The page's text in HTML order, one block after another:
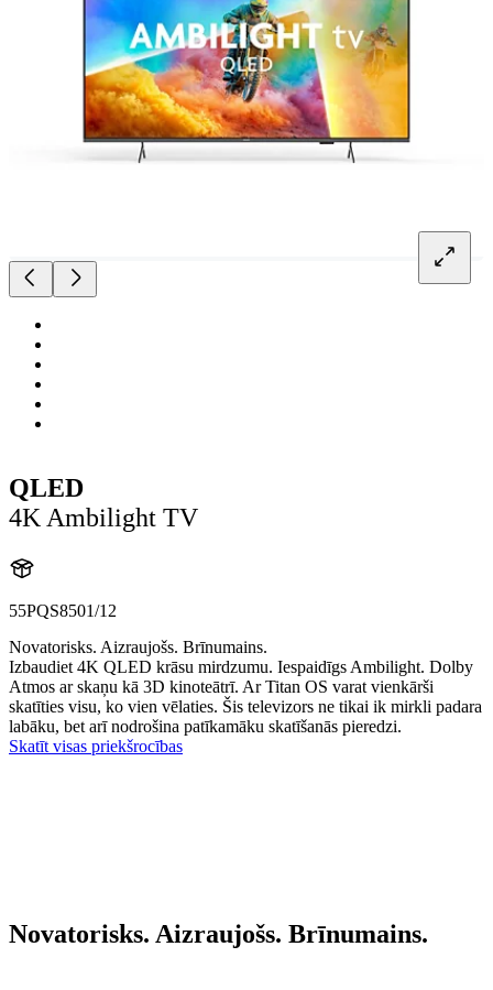
QLED
4K Ambilight TV
55PQS8501/12
Novatorisks. Aizraujošs. Brīnumains.
Izbaudiet 4K QLED krāsu mirdzumu. Iespaidīgs Ambilight. Dolby
Atmos ar skaņu kā 3D kinoteātrī. Ar Titan OS varat vienkārši
skatīties visu, ko vien vēlaties. Šis televizors ne tikai ik mirkli padara
labāku, bet arī nodrošina patīkamāku skatīšanās pieredzi.
Skatīt visas priekšrocības
Novatorisks. Aizraujošs. Brīnumains.